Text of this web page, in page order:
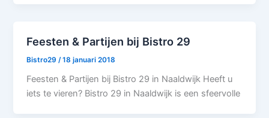
Feesten & Partijen bij Bistro 29
Bistro29 /18 januari 2018
Feesten & Partijen bij Bistro 29 in Naaldwijk Heeft u
iets te vieren? Bistro 29 in Naaldwijk is een sfeervolle